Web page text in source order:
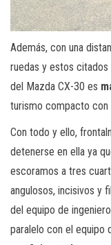
Además, con una
ruedas y estos citados
del Mazda CX-30 es
turismo compacto con
Con todo y ello,
detenerse en ella ya
escoramos a tres
angulosos, incisivos y
del equipo de
paralelo con el equipo